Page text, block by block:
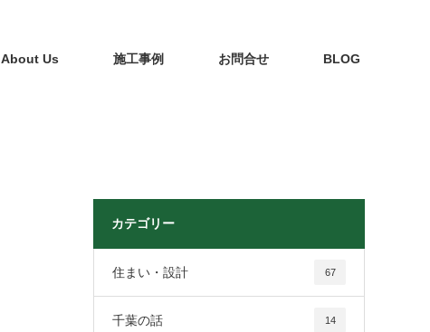
About Us 施工事例 お問合せ BLOG
カテゴリー
住まい・設計 67
千葉の話 14